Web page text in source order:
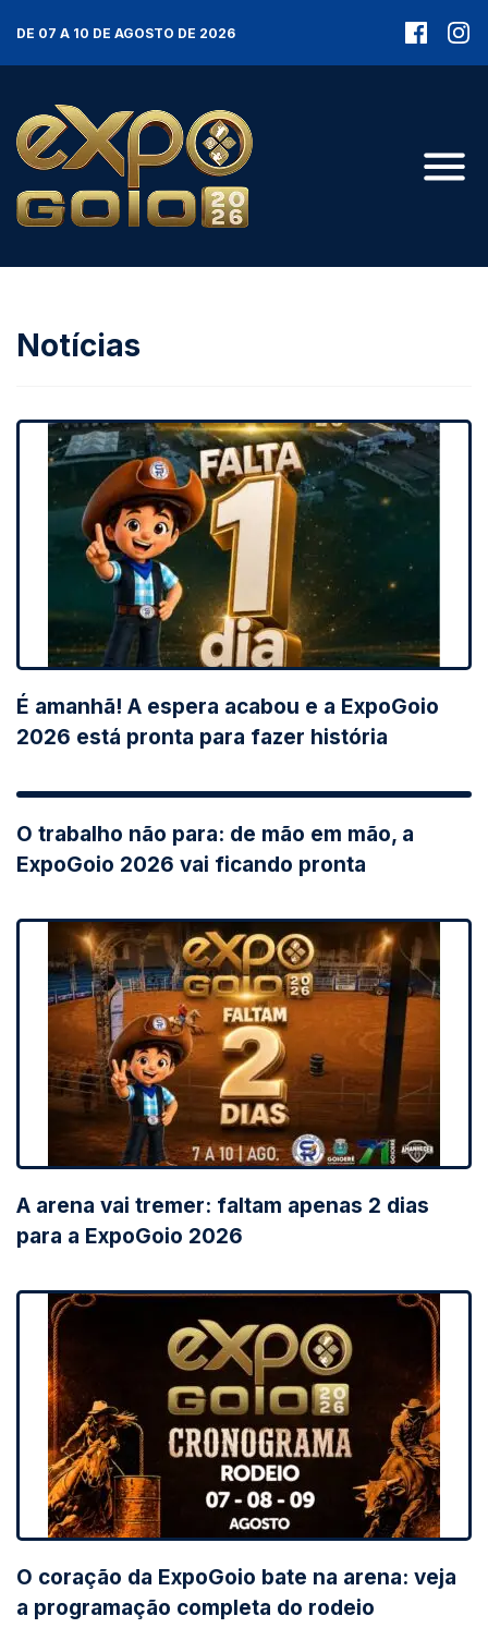
DE 07 A 10 DE AGOSTO DE 2026
Notícias
É amanhã! A espera acabou e a ExpoGoio
2026 está pronta para fazer história
O trabalho não para: de mão em mão, a
ExpoGoio 2026 vai ficando pronta
A arena vai tremer: faltam apenas 2 dias
para a ExpoGoio 2026
O coração da ExpoGoio bate na arena: veja
a programação completa do rodeio